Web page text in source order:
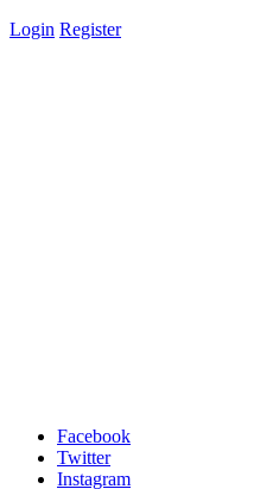
Login Register
Facebook
Twitter
Instagram